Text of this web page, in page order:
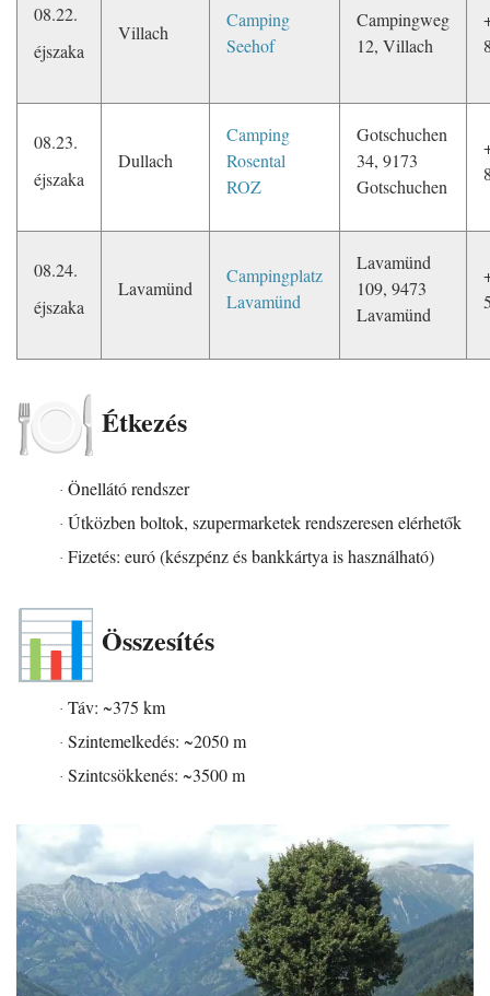
08.22.
éjszaka
Villach
Camping
Seehof
Campingweg
12, Villach
08.23.
éjszaka
Dullach
Camping
Rosental
ROZ
Gotschuchen
34, 9173
Gotschuchen
08.24.
éjszaka
Lavamünd
Campingplatz
Lavamünd
Lavamünd
109, 9473
Lavamünd
Étkezés
· Önellátó rendszer
· Útközben boltok, szupermarketek rendszeresen elérhetők
· Fizetés: euró (készpénz és bankkártya is használható)
Összesítés
· Táv: ~375 km
· Szintemelkedés: ~2050 m
· Szintcsökkenés: ~3500 m